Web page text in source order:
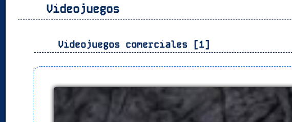
Videojuegos
Videojuegos comerciales [1]